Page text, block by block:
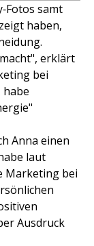
samt
haben,
erklärt
bei
habe
Anna einen
laut
Marketing bei
Ausdruck